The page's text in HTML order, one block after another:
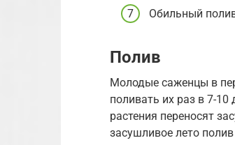
Обильный
Полив
Молодые саженцы в
поливать их раз в 7-
растения переносят
засушливое лето